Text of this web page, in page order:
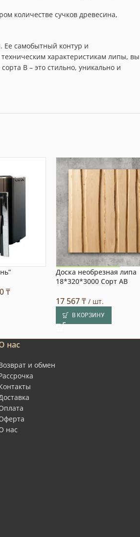
количестве сучков древесина,
Ее самобытный контур и
характеристикам липы, вы
B – это стильно, уникально и
₸
Акция на товар!
Доска необрезная липа
18*320*3000 Сорт АВ
17 567₸ / шт.
В КОРЗИНУ
нас
и обмен
нас